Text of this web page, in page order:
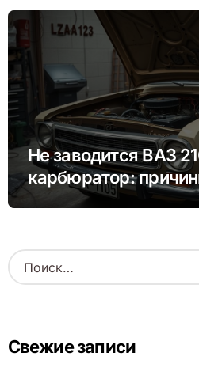
Не заводится ВАЗ
карбюратор:
проблемы
Н
а
:Свежие записи